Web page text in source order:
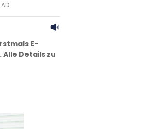
E-
Details zu